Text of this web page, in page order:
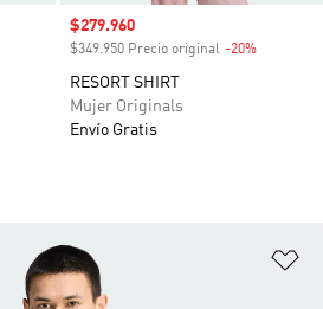
Precio de venta
$279.960
$349.950 Precio original -20%
RESORT SHIRT
Mujer Originals
Envío Gratis